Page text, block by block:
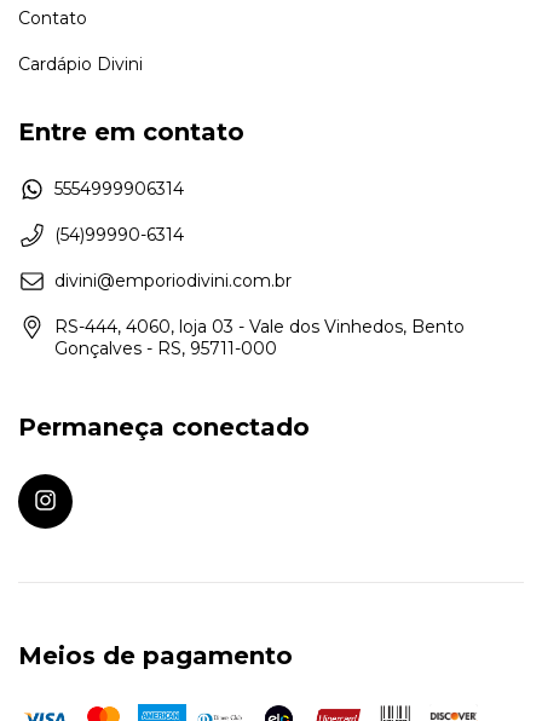
Contato
Cardápio Divini
Entre em contato
5554999906314
(54)99990-6314
divini@emporiodivini.com.br
RS-444, 4060, loja 03 - Vale dos Vinhedos, Bento
Gonçalves - RS, 95711-000
Permaneça conectado
Meios de pagamento